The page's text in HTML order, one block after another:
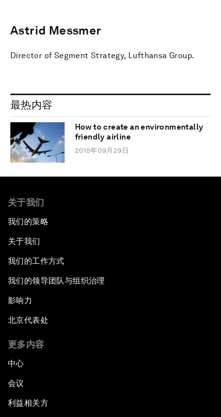
Astrid Messmer
Director of Segment Strategy, Lufthansa Group.
最热内容
How to create an environmentally
friendly airline
2015年09月29日
关于我们
我们的策略
关于我们
我们的工作方式
我们的领导团队与组织治理
影响力
北京代表处
更多内容
中心
会议
利益相关方